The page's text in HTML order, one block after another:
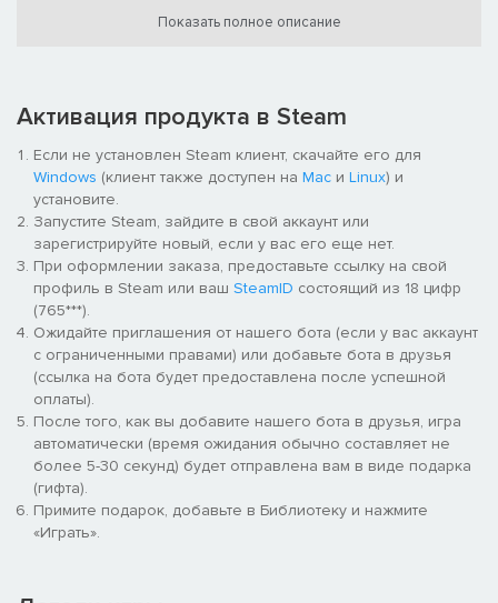
Покупайте повозки и доставляйте
ресурсы на заводы!
Вам необходимо заботиться и о доставке добытого. Нужно
строить маршруты
прочими объектами на карте. По маршрутам ездят повозки,
которые можно улучшать.
Показать полное описание
Активация продукта в Steam
Если не установлен Steam клиент, скачайте его для
Windows (клиент также доступен на Mac и Linux) и
установите.
Запустите Steam, зайдите в свой аккаунт или
зарегистрируйте новый, если у вас его еще нет.
При оформлении заказа, предоставьте ссылку на свой
профиль в Steam или ваш SteamID состоящий из 18 цифр
(765***).
Ожидайте приглашения от нашего бота (если у вас аккаунт
с ограниченными правами) или добавьте бота в друзья
(ссылка на бота будет предоставлена после успешной
оплаты).
После того, как вы добавите нашего бота в друзья, игра
автоматически (время ожидания обычно составляет не
более 5-30 секунд) будет отправлена вам в виде подарка
(гифта).
Примите подарок, добавьте в Библиотеку и нажмите
«Играть».